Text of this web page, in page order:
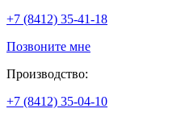
+7 (8412) 35-41-18
Позвоните мне
Производство:
+7 (8412) 35-04-10